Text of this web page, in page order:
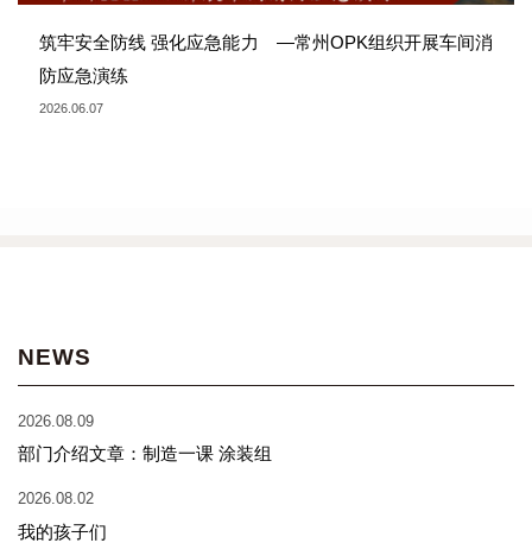
筑牢安全防线 强化应急能力 —常州OPK组织开展车间消
防应急演练
2026.06.07
NEWS
2026.08.09
部门介绍文章：制造一课 涂装组
2026.08.02
我的孩子们